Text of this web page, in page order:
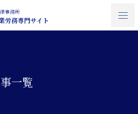
事務所
労務専門サイト
一覧